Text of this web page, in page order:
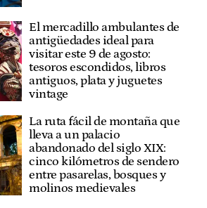
El mercadillo ambulantes de
antigüedades ideal para
visitar este 9 de agosto:
tesoros escondidos, libros
antiguos, plata y juguetes
vintage
La ruta fácil de montaña que
lleva a un palacio
abandonado del siglo XIX:
cinco kilómetros de sendero
entre pasarelas, bosques y
molinos medievales